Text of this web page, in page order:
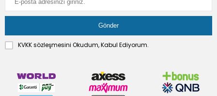
KVKK sözleşmesini Okudum, Kabul Ediyorum.